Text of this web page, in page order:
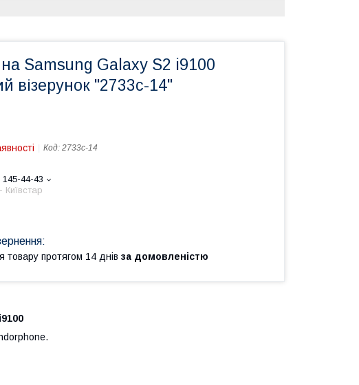
Samsung Galaxy S2 i9100
візерунок "2733c-14"
Код: 2733c-14
145-44-43
товару протягом 14 днів за домовленістю